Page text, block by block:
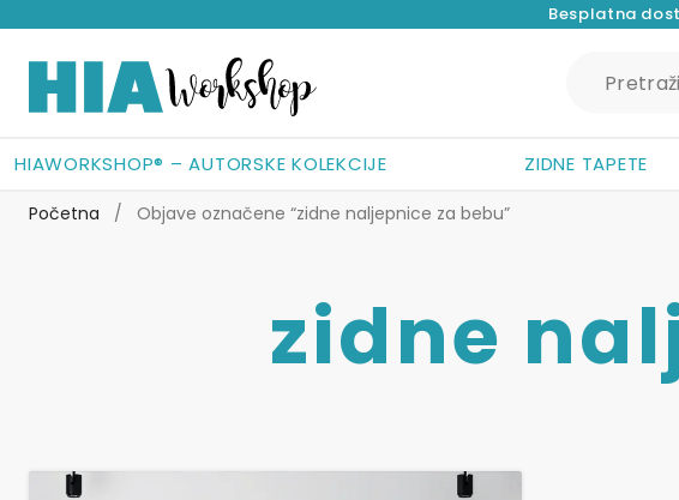
Besplatna
HIAWORKSHOP® – AUTORSKE KOLEKCIJE ZIDNE TAPETE
Preskoči
na
navigaciju
Skoči
do
sadržaja
Početna / Objave označene “zidne naljepnice za bebu”
zidne